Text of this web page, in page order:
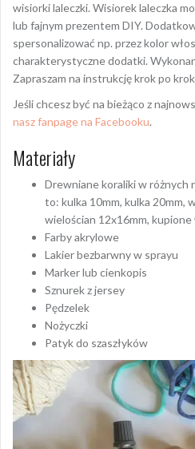
wisiorki laleczki. Wisiorek laleczka
lub fajnym prezentem DIY.
spersonalizować np. przez kolor
charakterystyczne dodatki.
Zapraszam na instrukcję krok po
Jeśli chcesz być na bieżąco z
nasz fanpage na Facebooku.
Materiały
Drewniane koraliki w różnych
to: kulka 10mm, kulka 20mm,
wielościan 12x16mm, kupione
Farby akrylowe
Lakier bezbarwny w sprayu
Marker lub cienkopis
Sznurek z jersey
Pędzelek
Nożyczki
Patyk do szaszłyków